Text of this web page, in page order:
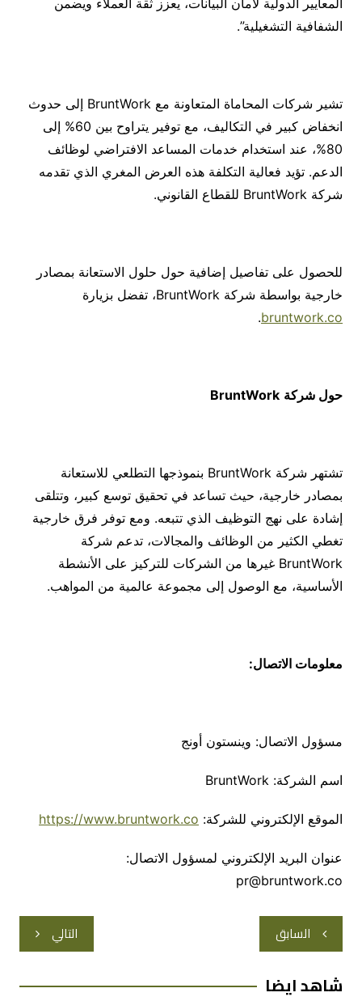
الشفافية التشغيلية”.
تشير شركات المحاماة المتعاونة مع BruntWork إلى حدوث
انخفاض كبير في التكاليف، مع توفير يتراوح بين 60% إلى
80%، عند استخدام خدمات المساعد الافتراضي لوظائف
الدعم. تؤيد فعالية التكلفة هذه العرض المغري الذي تقدمه
شركة BruntWork للقطاع القانوني.
للحصول على تفاصيل إضافية حول حلول الاستعانة بمصادر
خارجية بواسطة شركة BruntWork، تفضل بزيارة
bruntwork.co
.
حول شركة BruntWork
تشتهر شركة BruntWork بنموذجها التطلعي للاستعانة
بمصادر خارجية، حيث تساعد في تحقيق توسع كبير، وتتلقى
إشادة على نهج التوظيف الذي تتبعه. ومع توفر فرق خارجية
تغطي الكثير من الوظائف والمجالات، تدعم شركة
BruntWork غيرها من الشركات للتركيز على الأنشطة
الأساسية، مع الوصول إلى مجموعة عالمية من المواهب.
معلومات الاتصال:
مسؤول الاتصال: وينستون أونج
اسم الشركة: BruntWork
الموقع الإلكتروني للشركة: https://www.bruntwork.co
عنوان البريد الإلكتروني لمسؤول الاتصال:
pr@bruntwork.co
تصفّح
المقالات
السابق التالي
شاهد ايضا